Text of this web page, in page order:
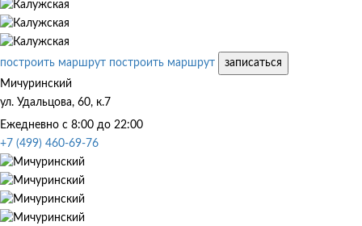
построить маршрут построить маршрут
записаться
Мичуринский
ул. Удальцова, 60, к.7
Ежедневно с 8:00 до 22:00
+7 (499) 460-69-76